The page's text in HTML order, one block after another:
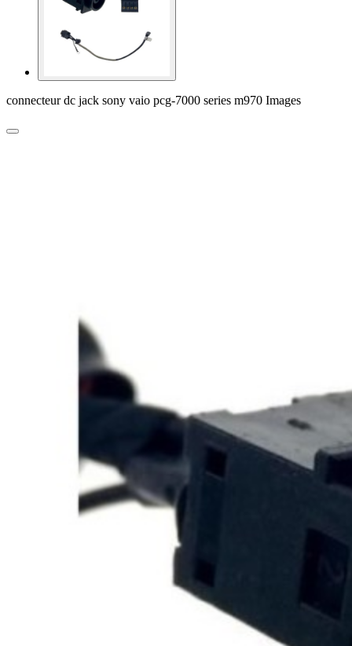
connecteur dc jack sony vaio pcg-7000 series m970 Images